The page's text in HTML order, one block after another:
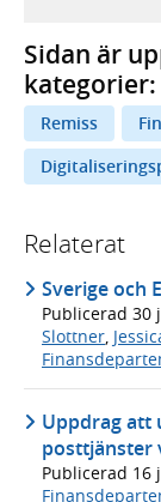
Sidan är
kategorier:
Remiss
Relaterat
Sverige och
Publicerad 30
Slottner,
Uppdrag att
posttjänster
Publicerad 16